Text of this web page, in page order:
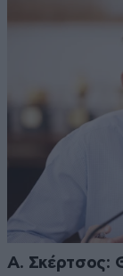
Α. Σκέρτσος: